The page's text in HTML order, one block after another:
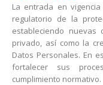
La entrada en
regulatorio de la
estableciendo
privado, así como la
Datos Personales. En
fortalecer sus
cumplimiento normativo.